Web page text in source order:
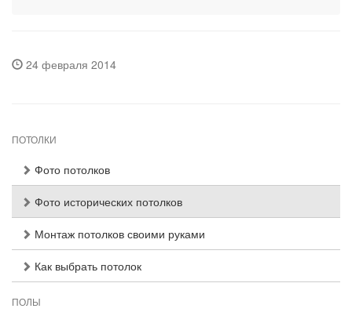
24 февраля 2014
ПОТОЛКИ
Фото потолков
Фото исторических потолков
Монтаж потолков своими руками
Как выбрать потолок
ПОЛЫ